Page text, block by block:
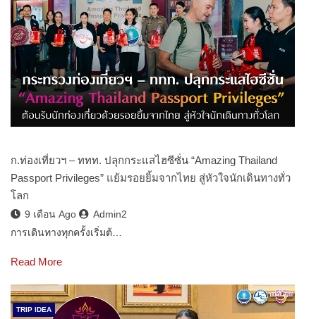
ก.ท่องเที่ยวฯ – ททท. ปลุกกระแสไฮซีซั่น “Amazing Thailand
Passport Privileges” แย้มรอยยิ้มจากไทย สู่หัวใจนักเดินทางทั่ว
โลก
9 เดือน Ago
Admin2
การเดินทางทุกครั้งเริ่มต้…
Read More
TRIP IDEA